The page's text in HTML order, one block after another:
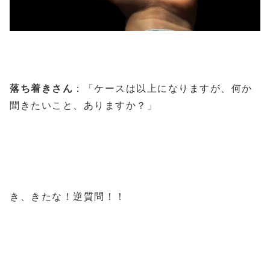
落ち着きさん ：「ケースは以上になりますが、何か
聞きたいこと、ありますか？」
き、きたな！逆質問！！